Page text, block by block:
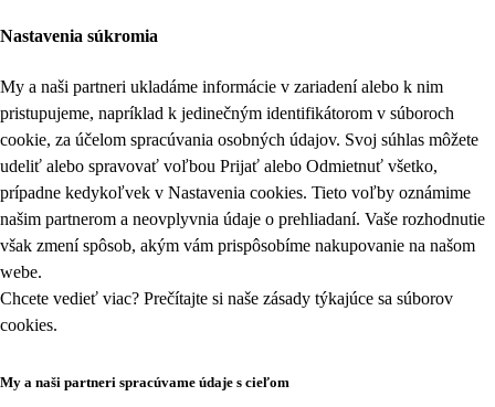
Nastavenia súkromia
My a naši partneri ukladáme informácie v zariadení alebo k nim
pristupujeme, napríklad k jedinečným identifikátorom v súboroch
cookie, za účelom spracúvania osobných údajov. Svoj súhlas môžete
udeliť alebo spravovať voľbou Prijať alebo Odmietnuť všetko,
prípadne kedykoľvek v Nastavenia cookies. Tieto voľby oznámime
našim partnerom a neovplyvnia údaje o prehliadaní. Vaše rozhodnutie
však zmení spôsob, akým vám prispôsobíme nakupovanie na našom
webe.
Chcete vedieť viac? Prečítajte si naše zásady týkajúce sa súborov
cookies.
My a naši partneri spracúvame údaje s cieľom